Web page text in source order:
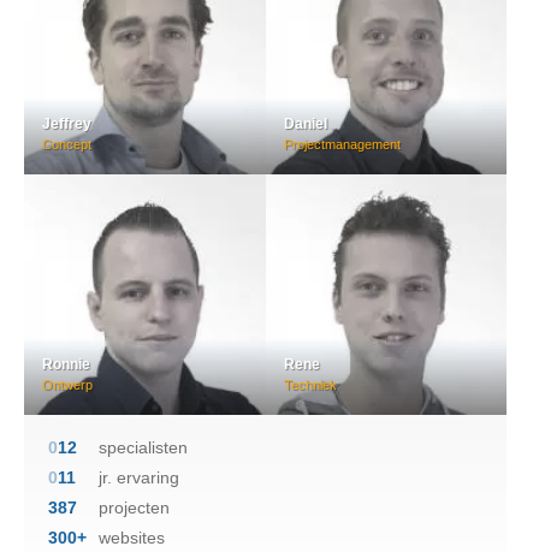
Jeffrey
Concept
Daniel
Projectmanagement
Ronnie
Ontwerp
Rene
Techniek
012
specialisten
011
jr. ervaring
387
projecten
300+
websites